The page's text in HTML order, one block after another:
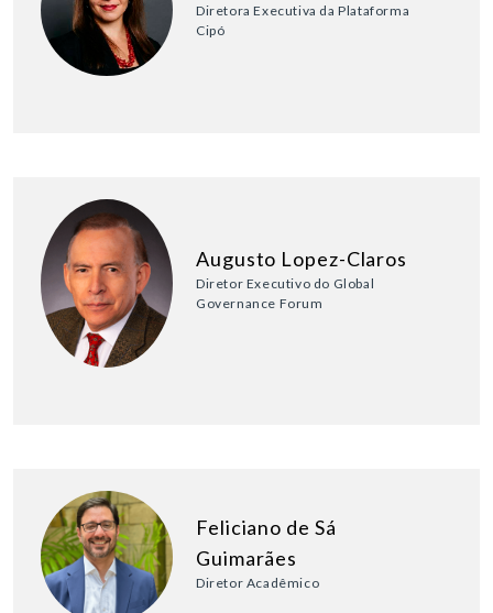
Diretora Executiva da Plataforma
Cipó
Augusto Lopez-Claros
Diretor Executivo do Global
Governance Forum
Feliciano de Sá
Guimarães
Diretor Acadêmico